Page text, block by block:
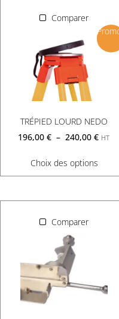
Comparer
TRÉPIED LOURD NEDO
196,00€ – 240,00€ HT
Choix des options
Comparer